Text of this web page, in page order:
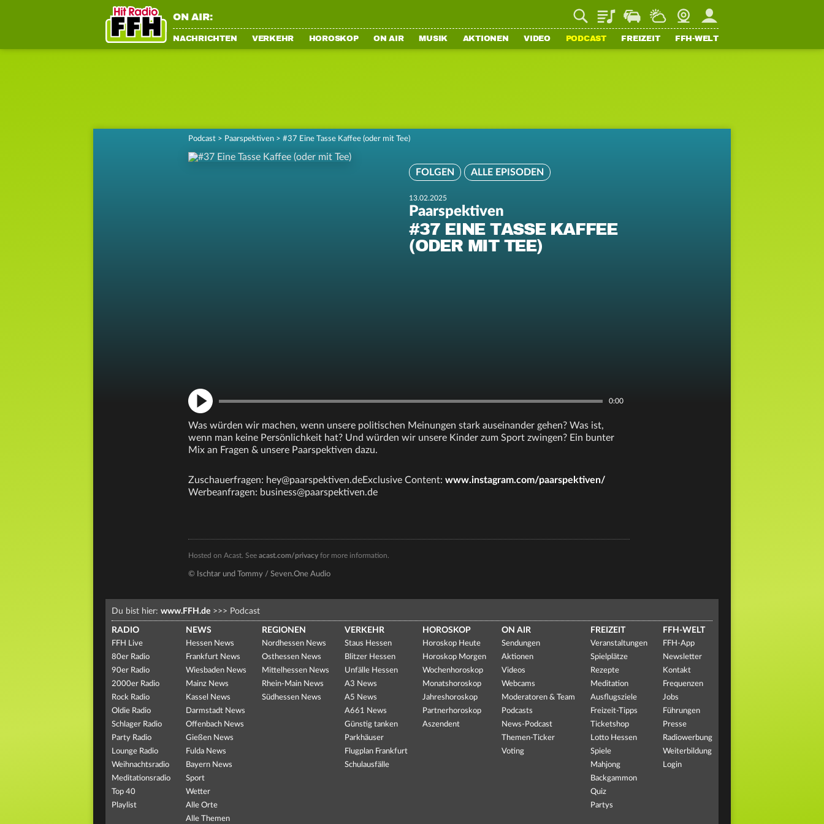
ON AIR: PlaylistStaupilotWetterWebcamMein FFH
NACHRICHTEN VERKEHR HOROSKOP ON AIR MUSIK AKTIONEN VIDEO PODCAST FREIZEIT FFH-WELT
Podcast > Paarspektiven > #37 Eine Tasse Kaffee (oder mit Tee)
FOLGEN ALLE EPISODEN
13.02.2025
Paarspektiven
#37 EINE TASSE KAFFEE
(ODER MIT TEE)
0:00
Was würden wir machen, wenn unsere politischen Meinungen stark auseinander gehen? Was ist,
wenn man keine Persönlichkeit hat? Und würden wir unsere Kinder zum Sport zwingen? Ein bunter
Mix an Fragen & unsere Paarspektiven dazu.
Zuschauerfragen: hey@paarspektiven.deExclusive Content: www.instagram.com/paarspektiven/
Werbeanfragen: business@paarspektiven.de
Hosted on Acast. See acast.com/privacy for more information.
© Ischtar und Tommy / Seven.One Audio
Du bist hier: www.FFH.de >>> Podcast
RADIO
FFH Live
80er Radio
90er Radio
2000er Radio
Rock Radio
Oldie Radio
Schlager Radio
Party Radio
Lounge Radio
Weihnachtsradio
Meditationsradio
Top 40
Playlist
NEWS
Hessen News
Frankfurt News
Wiesbaden News
Mainz News
Kassel News
Darmstadt News
Offenbach News
Gießen News
Fulda News
Bayern News
Sport
Wetter
Alle Orte
Alle Themen
REGIONEN
Nordhessen News
Osthessen News
Mittelhessen News
Rhein-Main News
Südhessen News
VERKEHR
Staus Hessen
Blitzer Hessen
Unfälle Hessen
A3 News
A5 News
A661 News
Günstig tanken
Parkhäuser
Flugplan Frankfurt
Schulausfälle
HOROSKOP
Horoskop Heute
Horoskop Morgen
Wochenhoroskop
Monatshoroskop
Jahreshoroskop
Partnerhoroskop
Aszendent
ON AIR
Sendungen
Aktionen
Videos
Webcams
Moderatoren & Team
Podcasts
News-Podcast
Themen-Ticker
Voting
FREIZEIT
Veranstaltungen
Spielplätze
Rezepte
Meditation
Ausflugsziele
Freizeit-Tipps
Ticketshop
Lotto Hessen
Spiele
Mahjong
Backgammon
Quiz
Partys
FFH-WELT
FFH-App
Newsletter
Kontakt
Frequenzen
Jobs
Führungen
Presse
Radiowerbung
Weiterbildung
Login